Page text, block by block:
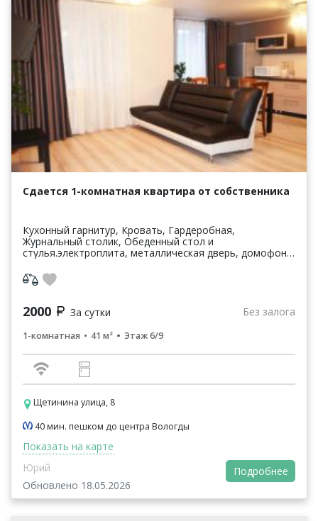
Сдается 1-комнатная квартира от собственника
Кухонный гарнитур, Кровать, Гардеробная,
Журнальный столик, Обеденный стол и
стулья.электроплита, металлическая дверь, домофон,
доской, фен, посуда...
2000 За сутки Без залога
1-комнатная 41 м² Этаж 6/9
Щетинина улица, 8
40 мин. пешком до центра Вологды
Показать на карте
Юрий
Обновлено 18.05.2026
Подробнее